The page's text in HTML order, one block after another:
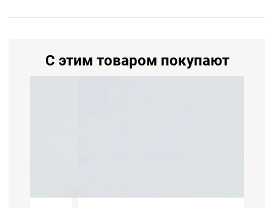
С этим товаром покупают